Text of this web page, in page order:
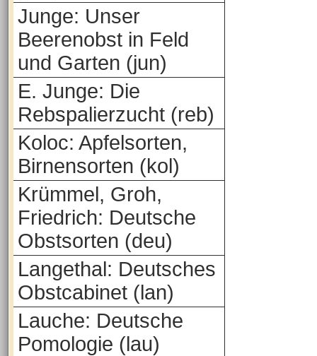
Junge: Unser
Beerenobst in Feld
und Garten (jun)
E. Junge: Die
Rebspalierzucht (reb)
Koloc: Apfelsorten,
Birnensorten (kol)
Krümmel, Groh,
Friedrich: Deutsche
Obstsorten (deu)
Langethal: Deutsches
Obstcabinet (lan)
Lauche: Deutsche
Pomologie (lau)